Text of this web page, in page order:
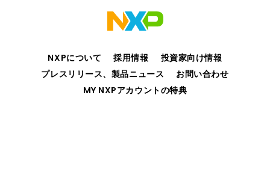
The KW45 MCU additionally integrates FlexCAN, helping
enable seamless integration into an automobile’s in-
FlexCAN module can support CAN’s flexible data rate
(CAN FD) for increased bandwidth and lower latency.
NXPについて 採用情報
投資家向け情報
プレスリリース、製品ニュース
お問い合わせ
MY NXPアカウントの特典